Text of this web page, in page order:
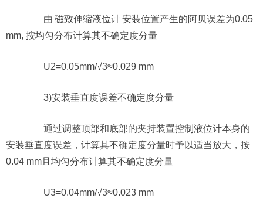
由 磁致伸缩液位计安装位置产生的阿贝误差为0.05
mm, 按均匀分布计算其不确定度分量
U2=0.05mm/√3≈0.029 mm
3)安装垂直度误差不确定度分量
通过调整顶部和底部的夹持装置控制液位计本身的
安装垂直度误差，计算其不确定度分量时予以适当放大，按
0.04 mm且均匀分布计算其不确定度分量
U3=0.04mm/√3≈0.023 mm